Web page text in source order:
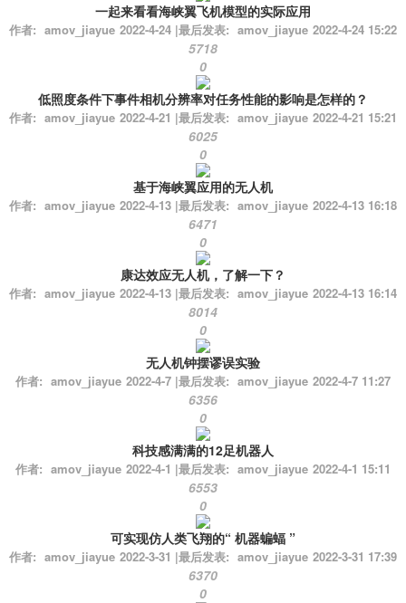
一起来看看海峡翼飞机模型的实际应用
作者: amov_jiayue 2022-4-24 |最后发表: amov_jiayue 2022-4-24 15:22
5718
0
低照度条件下事件相机分辨率对任务性能的影响是怎样的？
作者: amov_jiayue 2022-4-21 |最后发表: amov_jiayue 2022-4-21 15:21
6025
0
基于海峡翼应用的无人机
作者: amov_jiayue 2022-4-13 |最后发表: amov_jiayue 2022-4-13 16:18
6471
0
康达效应无人机，了解一下？
作者: amov_jiayue 2022-4-13 |最后发表: amov_jiayue 2022-4-13 16:14
8014
0
无人机钟摆谬误实验
作者: amov_jiayue 2022-4-7 |最后发表: amov_jiayue 2022-4-7 11:27
6356
0
科技感满满的12足机器人
作者: amov_jiayue 2022-4-1 |最后发表: amov_jiayue 2022-4-1 15:11
6553
0
可实现仿人类飞翔的“ 机器蝙蝠 ”
作者: amov_jiayue 2022-3-31 |最后发表: amov_jiayue 2022-3-31 17:39
6370
0